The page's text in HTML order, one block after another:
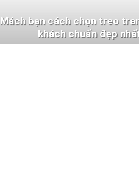
Mách bạn cách chọn treo
khách chuẩn đẹp